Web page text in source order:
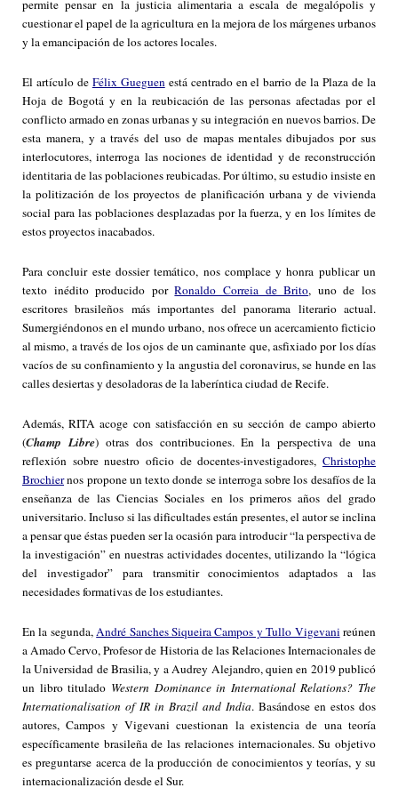
permite pensar en la justicia alimentaria a escala de megalópolis y
cuestionar el papel de la agricultura en la mejora de los márgenes urbanos
y la emancipación de los actores locales.
El artículo de Félix Gueguenestá centrado en el barrio de la Plaza de la
Hoja de Bogotá y en la reubicación de las personas afectadas por el
conflicto armado en zonas urbanas y su integración en nuevos barrios. De
esta manera, y a través del uso de mapas mentales dibujados por sus
interlocutores, interroga las nociones de identidad y de reconstrucción
identitaria de las poblaciones reubicadas. Por último, su estudio insiste en
la politización de los proyectos de planificación urbana y de vivienda
social para las poblaciones desplazadas por la fuerza, y en los límites de
estos proyectos inacabados.
Para concluir este dossier temático, nos complace y honra publicar un
texto inédito producido porRonaldo Correia de Brito, uno de los
escritores brasileños más importantes del panorama literario actual.
Sumergiéndonos en el mundo urbano, nos ofrece un acercamiento ficticio
al mismo, a través de los ojos de un caminante que, asfixiado por los días
vacíos de su confinamiento y la angustia del coronavirus, se hunde en las
calles desiertas y desoladoras de la laberíntica ciudad de Recife.
Además, RITA acoge con satisfacción en su sección de campo abierto
(Champ Libre) otras dos contribuciones. En la perspectiva de una
reflexión sobre nuestro oficio de docentes-investigadores, Christophe
Brochiernos propone un texto donde se interroga sobre los desafíos de la
enseñanza de las Ciencias Sociales en los primeros años del grado
universitario. Incluso si las dificultades están presentes, el autor se inclina
a pensar que éstas pueden ser la ocasión para introducir “la perspectiva de
la investigación” en nuestras actividades docentes, utilizando la “lógica
del investigador” para transmitir conocimientos adaptados a las
necesidades formativas de los estudiantes.
En la segunda,André Sanches Siqueira Campos y Tullo Vigevani reúnen
a Amado Cervo, Profesor de Historia de las Relaciones Internacionales de
la Universidad de Brasilia, y a Audrey Alejandro, quien en 2019 publicó
un libro titulado Western Dominance in International Relations? The
Internationalisation of IR in Brazil and India. Basándose en estos dos
autores, Campos y Vigevani cuestionan la existencia de una teoría
específicamente brasileña de las relaciones internacionales. Su objetivo
es preguntarse acerca de la producción de conocimientos y teorías, y su
internacionalización desde el Sur.